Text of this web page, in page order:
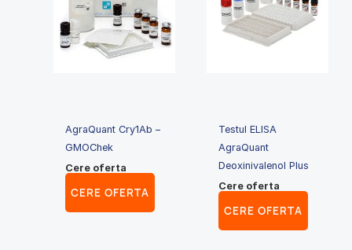
AgraQuant Cry1Ab –
GMOChek
Cere oferta
CERE OFERTA
Testul ELISA
AgraQuant
Deoxinivalenol Plus
Cere oferta
CERE OFERTA